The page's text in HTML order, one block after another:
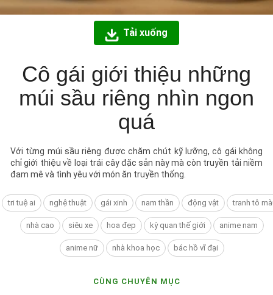
Tải xuống
Cô gái giới thiệu những
múi sầu riêng nhìn ngon
quá
Với từng múi sầu riêng được chăm chút kỹ lưỡng, cô gái không
chỉ giới thiệu về loại trái cây đặc sản này mà còn truyền tải niềm
đam mê và tình yêu với món ăn truyền thống.
tri tuệ ai nghệ thuật gái xinh nam thần động vật tranh tô
nhà cao siêu xe hoa đẹp kỳ quan thế giới anime nam
anime nữ nhà khoa học bác hồ vĩ đại
CÙNG CHUYÊN MỤC